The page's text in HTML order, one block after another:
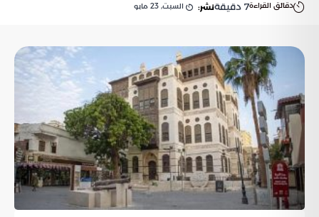
دقائق القراءة7 دقيقةنشر: السبت, 23 مايو